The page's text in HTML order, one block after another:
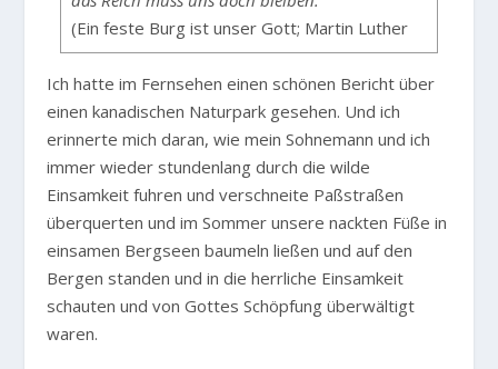
(Ein feste Burg ist unser Gott; Martin Luther
Ich hatte im Fernsehen einen schönen Bericht über
einen kanadischen Naturpark gesehen. Und ich
erinnerte mich daran, wie mein Sohnemann und ich
immer wieder stundenlang durch die wilde
Einsamkeit fuhren und verschneite Paßstraßen
überquerten und im Sommer unsere nackten Füße in
einsamen Bergseen baumeln ließen und auf den
Bergen standen und in die herrliche Einsamkeit
schauten und von Gottes Schöpfung überwältigt
waren.